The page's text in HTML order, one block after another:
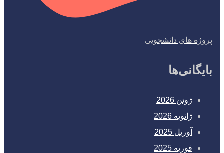
پروژه های دانشجویی
بایگانی‌ها
ژوئن 2026
ژانویه 2026
آوریل 2025
فوریه 2025